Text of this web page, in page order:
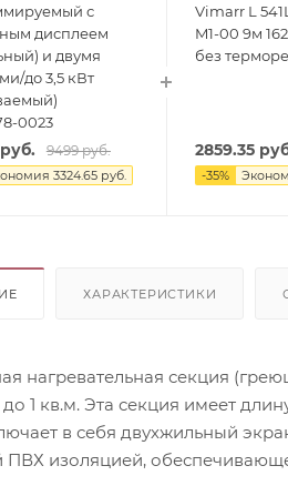
с
дисплеем
и двумя
до 3,5 кВт
0023
9499руб.
3324.65руб.
Vimarr L
M1-00 9м
без
2859.35
-35%
ХАРАКТЕРИСТИКИ
нагревательная секция
1 кв.м. Эта секция имеет
в себя двухжильный
ПВХ изоляцией,